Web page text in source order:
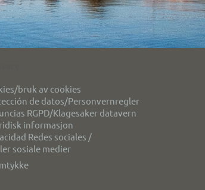
bruk av cookies
de datos/Personvernregler
RGPD/Klagesaker datavern
informasjon
Redes sociales /
sosiale medier